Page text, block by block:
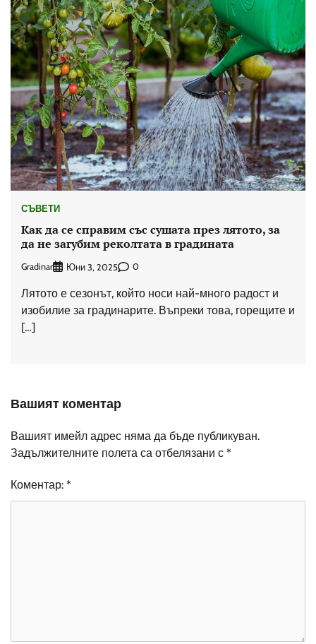
СЪВЕТИ
Как да се справим със сушата през лятото, за
да не загубим реколтата в градината
Gradinar Юни 3, 2025 0
Лятото е сезонът, който носи най-много радост и
изобилие за градинарите. Въпреки това, горещите и
[…]
Вашият коментар
Вашият имейл адрес няма да бъде публикуван.
Задължителните полета са отбелязани с *
Коментар: *